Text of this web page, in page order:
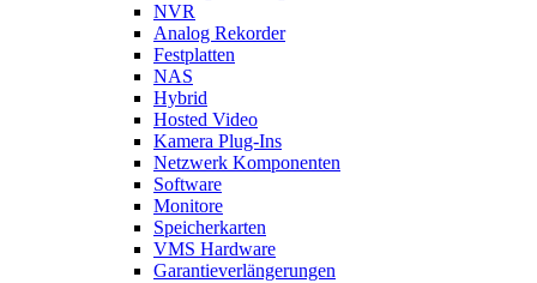
NVR
Analog Rekorder
Festplatten
NAS
Hybrid
Hosted Video
Kamera Plug-Ins
Netzwerk Komponenten
Software
Monitore
Speicherkarten
VMS Hardware
Garantieverlängerungen